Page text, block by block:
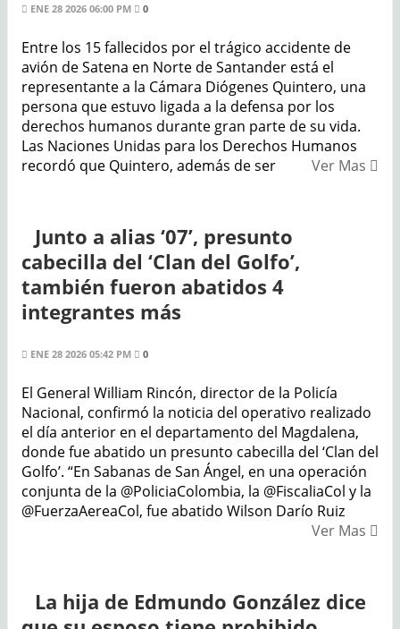
ENE 28 2026 06:00 PM 0
Entre los 15 fallecidos por el trágico accidente de
avión de Satena en Norte de Santander está el
representante a la Cámara Diógenes Quintero, una
persona que estuvo ligada a la defensa por los
derechos humanos durante gran parte de su vida.
Las Naciones Unidas para los Derechos Humanos
recordó que Quintero, además de ser
Ver Mas
Junto a alias ‘07’, presunto
cabecilla del ‘Clan del Golfo’,
también fueron abatidos 4
integrantes más
ENE 28 2026 05:42 PM 0
El General William Rincón, director de la Policía
Nacional, confirmó la noticia del operativo realizado
el día anterior en el departamento del Magdalena,
donde fue abatido un presunto cabecilla del ‘Clan del
Golfo’. “En Sabanas de San Ángel, en una operación
conjunta de la @PoliciaColombia, la @FiscaliaCol y la
@FuerzaAereaCol, fue abatido Wilson Darío Ruiz
Ver Mas
La hija de Edmundo González dice